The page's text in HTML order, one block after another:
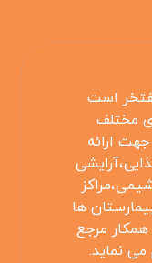
است
مختلف
ارائه
ها
همکار مرجع
می نماید.